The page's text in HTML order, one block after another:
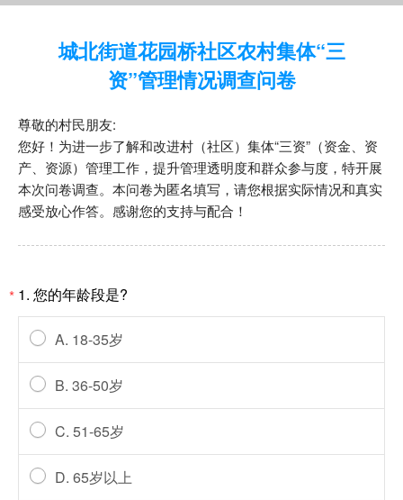
城北街道花园桥社区农村集体“三
资”管理情况调查问卷
尊敬的村民朋友:
您好！为进一步了解和改进村（社区）集体“三资”（资金、资
产、资源）管理工作，提升管理透明度和群众参与度，特开展
本次问卷调查。本问卷为匿名填写，请您根据实际情况和真实
感受放心作答。感谢您的支持与配合！
* 1. 您的年龄段是?
A. 18-35岁
B. 36-50岁
C. 51-65岁
D. 65岁以上